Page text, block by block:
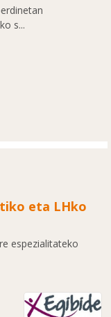
s...
eta LHko
espezialitateko